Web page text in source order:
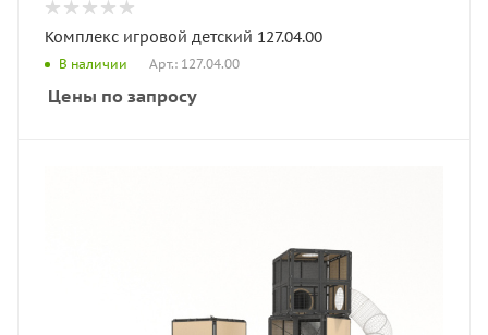
Комплекс игровой детский 127.04.00
В наличии Арт.: 127.04.00
Цены по запросу